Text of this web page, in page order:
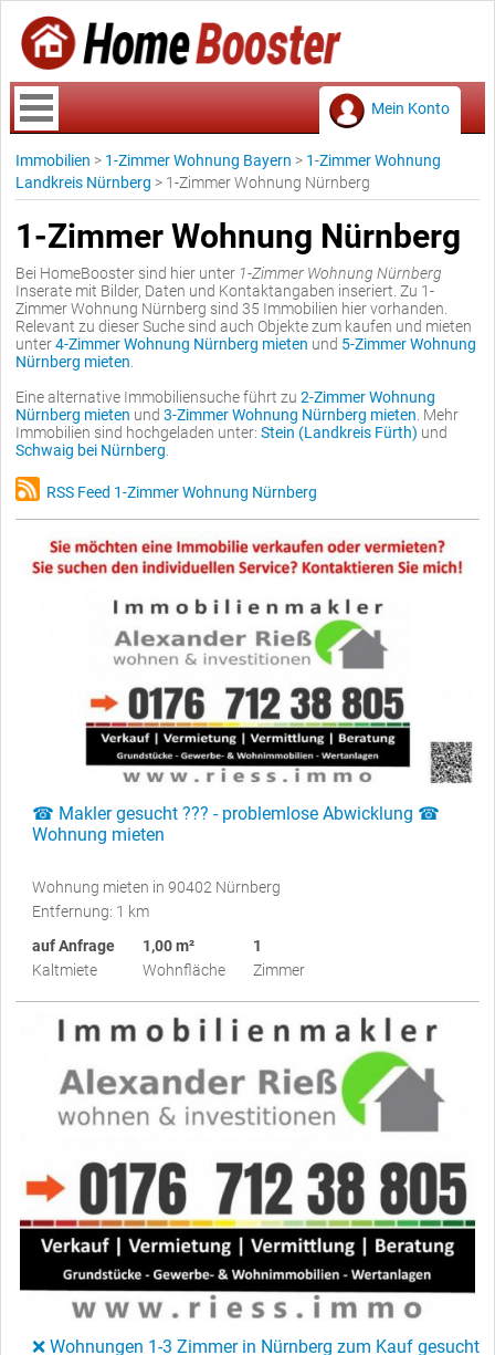
Mein Konto
Immobilien > 1-Zimmer Wohnung Bayern > 1-Zimmer Wohnung
Landkreis Nürnberg > 1-Zimmer Wohnung Nürnberg
1-Zimmer Wohnung Nürnberg
Bei HomeBooster sind hier unter 1-Zimmer Wohnung Nürnberg
Inserate mit Bilder, Daten und Kontaktangaben inseriert. Zu 1-
Zimmer Wohnung Nürnberg sind 35 Immobilien hier vorhanden.
Relevant zu dieser Suche sind auch Objekte zum kaufen und mieten
unter4-Zimmer Wohnung Nürnberg mieten und 5-Zimmer Wohnung
Nürnberg mieten
Eine alternative Immobiliensuche führt zu 2-Zimmer Wohnung
Nürnberg mieten und 3-Zimmer Wohnung Nürnberg mieten . Mehr
Immobilien sind hochgeladen unter: Stein (Landkreis Fürth) und
Schwaig bei Nürnberg
RSS Feed 1-Zimmer Wohnung Nürnberg
☎ Makler gesucht ??? - problemlose Abwicklung ☎
Wohnung mieten
Wohnung mieten in 90402 Nürnberg
Entfernung: 1 km
auf Anfrage
Kaltmiete
1,00 m²
Wohnfläche
1
Zimmer
❌ Wohnungen 1-3 Zimmer in Nürnberg zum Kauf gesucht